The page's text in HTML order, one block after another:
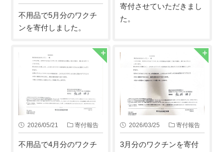
不用品で5月分のワクチ
ンを寄付しました。
寄付させていただきまし
た。
2026/05/21 寄付報告
不用品で4月分のワクチ
2026/03/25 寄付報告
3月分のワクチンを寄付